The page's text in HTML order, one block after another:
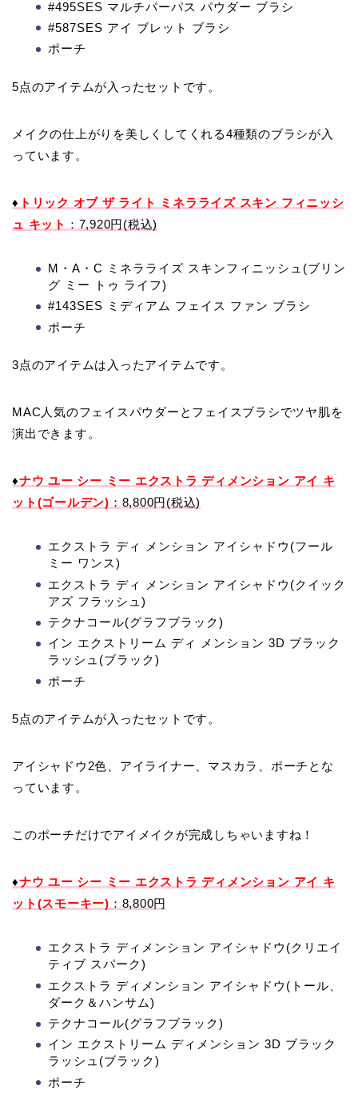
#495SES マルチパーパス パウダー ブラシ
#587SES アイ ブレット ブラシ
ポーチ
5点のアイテムが入ったセットです。
メイクの仕上がりを美しくしてくれる4種類のブラシが入
っています。
♦ トリック オブ ザ ライト ミネラライズ スキン フィニッシ
ュ キット ：7,920円(税込)
M・A・C ミネラライズ スキンフィニッシュ(ブリン
グ ミー トゥ ライフ)
#143SES ミディアム フェイス ファン ブラシ
ポーチ
3点のアイテムは入ったアイテムです。
MAC人気のフェイスパウダーとフェイスブラシでツヤ肌を
演出できます。
♦ナウ ユー シー ミー エクストラ ディメンション アイ キ
ット(ゴールデン) ：8,800円(税込)
エクストラ ディ メンション アイシャドウ(フール
ミー ワンス)
エクストラ ディ メンション アイシャドウ(クイック
アズ フラッシュ)
テクナコール(グラフブラック)
イン エクストリーム ディ メンション 3D ブラック
ラッシュ(ブラック)
ポーチ
5点のアイテムが入ったセットです。
アイシャドウ2色、アイライナー、マスカラ、ポーチとな
っています。
このポーチだけでアイメイクが完成しちゃいますね！
♦ナウ ユー シー ミー エクストラ ディメンション アイ キ
ット(スモーキー) ：8,800円
エクストラ ディメンション アイシャドウ(クリエイ
ティブ スパーク)
エクストラ ディメンション アイシャドウ(トール、
ダーク＆ハンサム)
テクナコール(グラフブラック)
イン エクストリーム ディメンション 3D ブラック
ラッシュ(ブラック)
ポーチ